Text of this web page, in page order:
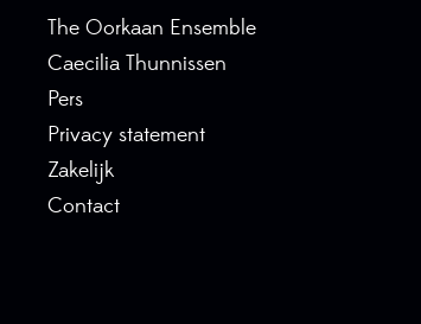
The Oorkaan Ensemble
Caecilia Thunnissen
Pers
Privacy statement
Zakelijk
Contact